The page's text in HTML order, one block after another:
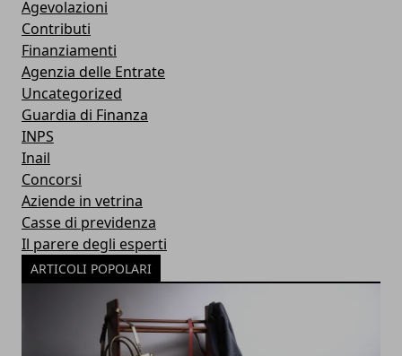
Agevolazioni
Contributi
Finanziamenti
Agenzia delle Entrate
Uncategorized
Guardia di Finanza
INPS
Inail
Concorsi
Aziende in vetrina
Casse di previdenza
Il parere degli esperti
ARTICOLI POPOLARI